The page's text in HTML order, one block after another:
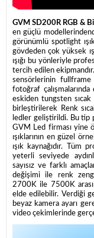
GVM SD200R RGB &
en güçlü
görünümlü spotlight
gövdeden çok yüksek
ışığı bu yönleriyle
tercih edilen
sensörlerinin
fotoğraf çalışmalarında
eskiden tungsten sıcak
birleştirilerek Renk
ledler geliştirildi. Bu
GVM Led firması yine
ışıklarının en güzel
ışık kaynağıdır. Tüm
yeterli seviyede
sayısız ve farklı
değişimi ile renk
2700K ile 7500K
elde edilebilir. Verdiği
beyaz kamera ayarı
video çekimlerinde